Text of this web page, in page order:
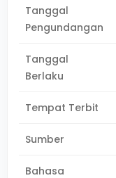
Tanggal
Pengundangan
Tanggal
Berlaku
Tempat Terbit
Sumber
Bahasa